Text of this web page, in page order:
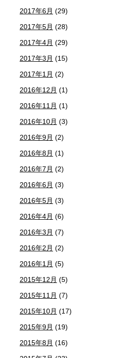
2017年6月 (29)
2017年5月 (28)
2017年4月 (29)
2017年3月 (15)
2017年1月 (2)
2016年12月 (1)
2016年11月 (1)
2016年10月 (3)
2016年9月 (2)
2016年8月 (1)
2016年7月 (2)
2016年6月 (3)
2016年5月 (3)
2016年4月 (6)
2016年3月 (7)
2016年2月 (2)
2016年1月 (5)
2015年12月 (5)
2015年11月 (7)
2015年10月 (17)
2015年9月 (19)
2015年8月 (16)